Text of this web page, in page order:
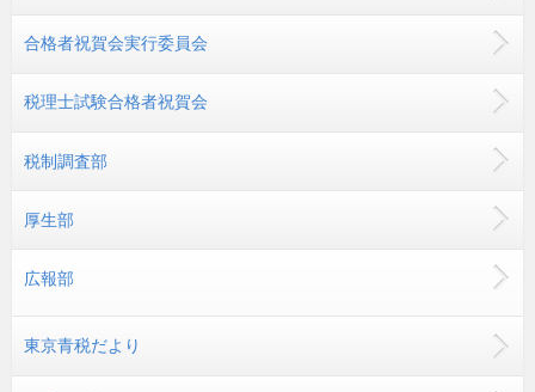
合格者祝賀会実行委員会
税理士試験合格者祝賀会
税制調査部
厚生部
広報部
東京青税だより